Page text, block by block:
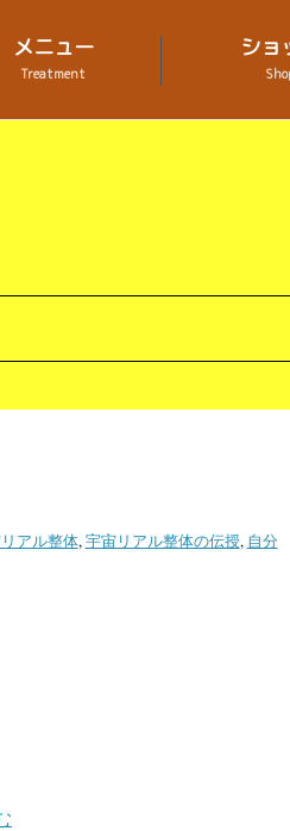
メニュー
Treatment
ショ
アル整体,宇宙リアル整体の伝授, 自分